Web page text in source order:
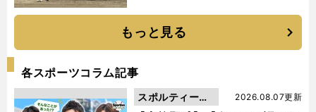
もっと見る
各スポーツコラム記事
2026.08.07更新
スポルティーバ